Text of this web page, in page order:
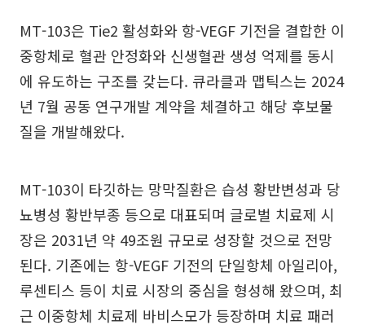
MT-103은 Tie2 활성화와 항-VEGF 기전을 결합한 이
중항체로 혈관 안정화와 신생혈관 생성 억제를 동시
에 유도하는 구조를 갖는다. 큐라클과 맵틱스는 2024
년 7월 공동 연구개발 계약을 체결하고 해당 후보물
질을 개발해왔다.
MT-103이 타깃하는 망막질환은 습성 황반변성과 당
뇨병성 황반부종 등으로 대표되며 글로벌 치료제 시
장은 2031년 약 49조원 규모로 성장할 것으로 전망
된다. 기존에는 항-VEGF 기전의 단일항체 아일리아,
루센티스 등이 치료 시장의 중심을 형성해 왔으며, 최
근 이중항체 치료제 바비스모가 등장하며 치료 패러